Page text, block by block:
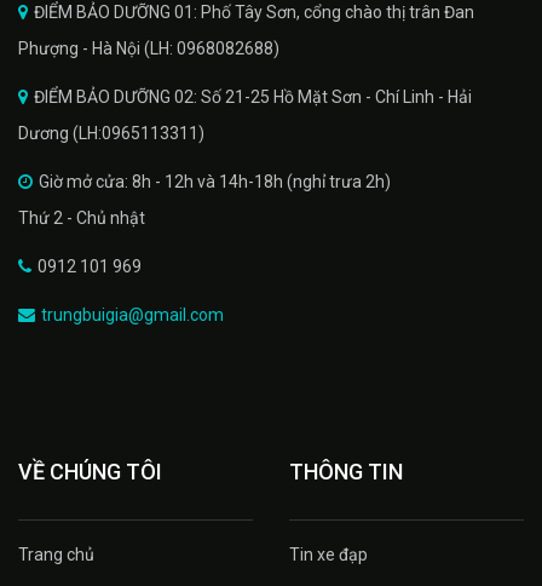
ĐIỂM BẢO DƯỠNG 01: Phố Tây Sơn, cổng chào thị trân Đan
Phượng - Hà Nội (LH: 0968082688)
ĐIỂM BẢO DƯỠNG 02: Số 21-25 Hồ Mặt Sơn - Chí Linh - Hải
Dương (LH:0965113311)
Giờ mở cửa: 8h - 12h và 14h-18h (nghỉ trưa 2h)
Thứ 2 - Chủ nhật
0912 101 969
trungbuigia@gmail.com
VỀ CHÚNG TÔI
Trang chủ
THÔNG TIN
Tin xe đạp